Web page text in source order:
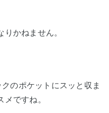
かねません。
のポケットにスッと収ま
ですね。